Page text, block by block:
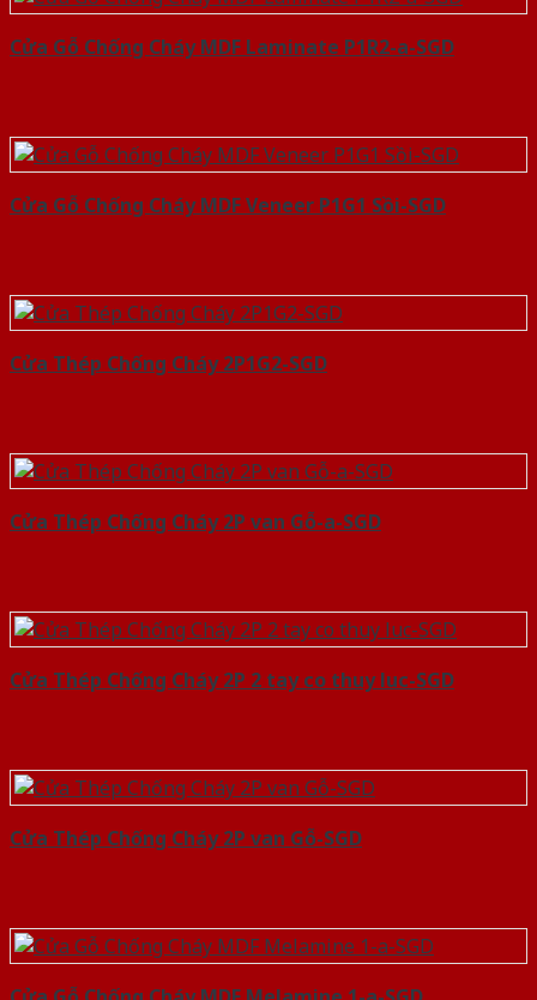
Cửa Gỗ Chống Cháy MDF Laminate P1R2-a-SGD
Cửa Gỗ Chống Cháy MDF Veneer P1G1 Sồi-SGD
Cửa Thép Chống Cháy 2P1G2-SGD
Cửa Thép Chống Cháy 2P van Gỗ-a-SGD
Cửa Thép Chống Cháy 2P 2 tay co thuy luc-SGD
Cửa Thép Chống Cháy 2P van Gỗ-SGD